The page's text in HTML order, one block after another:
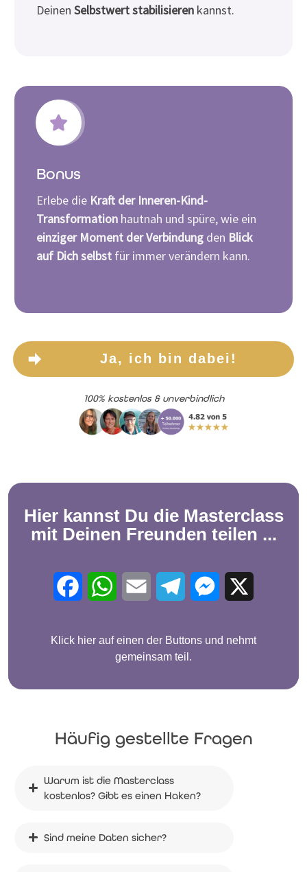
Deinen Selbstwert stabilisieren kannst.
Bonus
Erlebe die Kraft der Inneren-Kind-
Transformation hautnah und spüre, wie ein
einziger Moment der Verbindung den Blick
auf Dich selbst für immer verändern kann.
Ja, ich bin dabei!
100% kostenlos & unverbindlich
Hier kannst Du die Masterclass
mit Deinen Freunden teilen ...
FacebookWhatsAppEmail TelegramMessenger
Klick hier auf einen der Buttons und nehmt
gemeinsam teil.
Häufig gestellte Fragen
Warum ist die Masterclass
kostenlos? Gibt es einen Haken?
Sind meine Daten sicher?